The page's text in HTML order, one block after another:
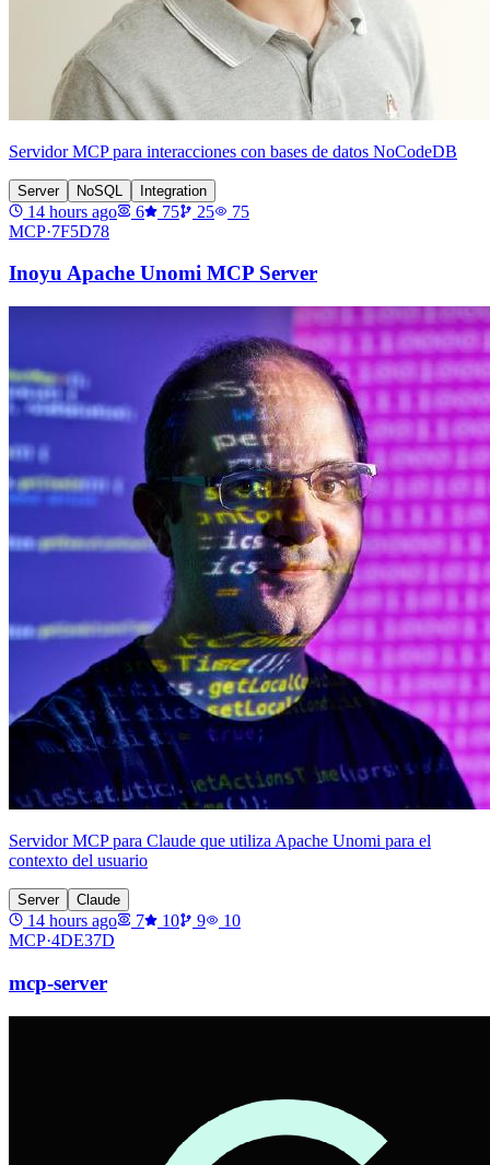
Servidor MCP para interacciones con bases de datos NoCodeDB
Server NoSQL Integration
14 hours ago 6 75 25
75
MCP·7F5D78
Inoyu Apache Unomi MCP Server
Servidor MCP para Claude que utiliza Apache Unomi para el
contexto del usuario
Server Claude
14 hours ago 7 10 9
10
MCP·4DE37D
mcp-server